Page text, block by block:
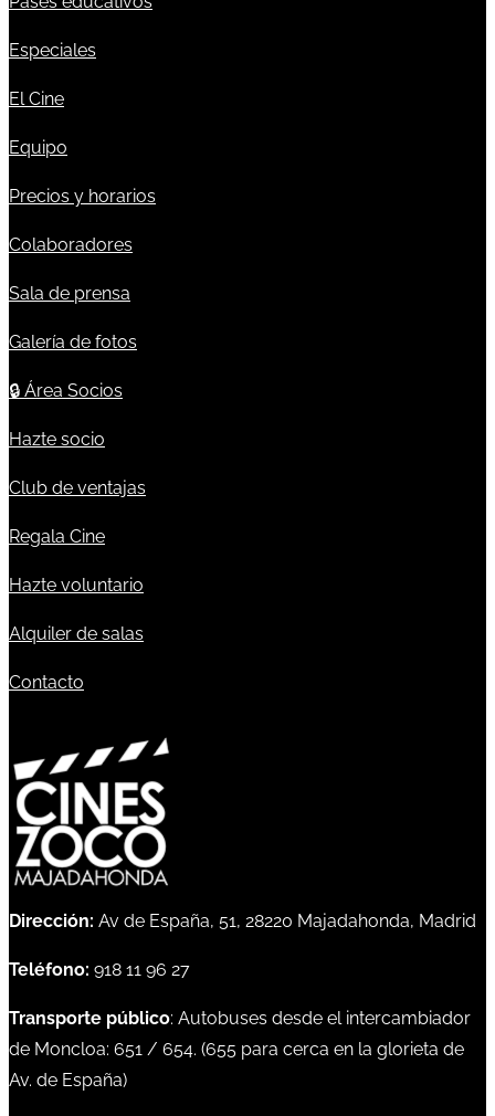
Especiales
El Cine
Equipo
Precios y horarios
Colaboradores
Sala de prensa
Galería de fotos
🔒 Área Socios
Hazte socio
Club de ventajas
Regala Cine
Hazte voluntario
Alquiler de salas
Contacto
Dirección: Av de España, 51, 28220 Majadahonda, Madrid
Teléfono: 918 11 96 27
Transporte público: Autobuses desde el intercambiador
de Moncloa: 651 / 654. (655 para cerca en la glorieta de
Av. de España)